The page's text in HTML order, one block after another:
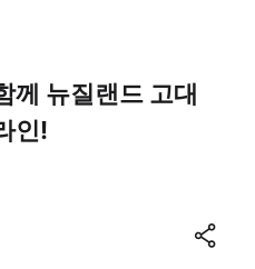
께 뉴질랜드 고대
인!